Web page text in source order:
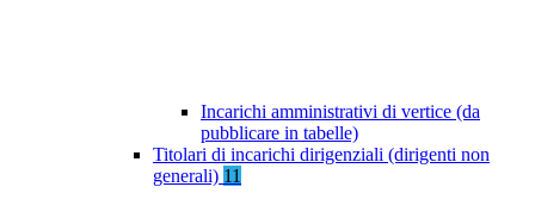
Incarichi amministrativi di vertice (da
pubblicare in tabelle)
Titolari di incarichi dirigenziali (dirigenti non
generali) 11